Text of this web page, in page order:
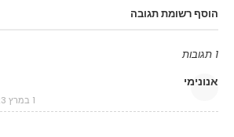
הוסף רשומת תגובה
1 תגובות
אנונימי
1 במרץ 2023 בשעה 19:19